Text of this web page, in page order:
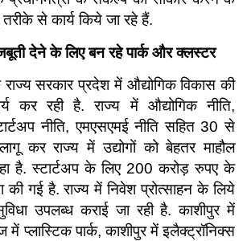
से कार्य किये जा रहे हैं.
देने के लिए बन रहे पार्क और क्लस्टर
सरकार प्रदेश में औद्योगिक विकास की
कर रही है. राज्य में औद्योगिक नीति,
नीति, एमएसएमई नीति सहित 30 से
कर राज्य में उद्योगों को बेहतर माहौल
है. स्टार्टअप के लिए 200 करोड़ रुपए के
गई है. राज्य में निवेश प्रोत्साहन के लिये
सुविधा उपलब्ध कराई जा रही है. काशीपुर में
में प्लास्टिक पार्क, काशीपुर में इलैक्ट्रॉनिक्स